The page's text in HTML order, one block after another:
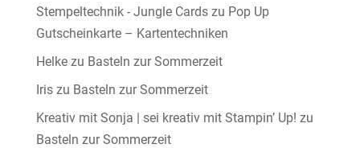
Stempeltechnik - Jungle Cardszu Pop Up
Gutscheinkarte – Kartentechniken
Helkezu Basteln zur Sommerzeit
Iriszu Basteln zur Sommerzeit
Kreativ mit Sonja | sei kreativ mit Stampin’ Up! zu
Basteln zur Sommerzeit